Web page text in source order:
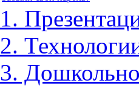
1.
2.
3.